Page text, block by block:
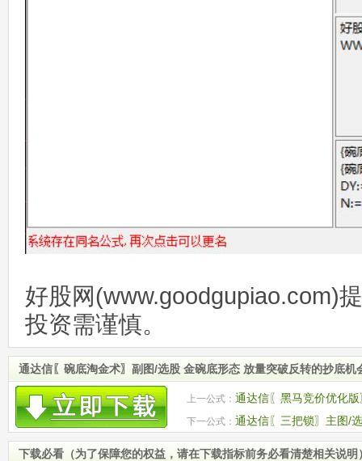
好股网(www.goodgupiao.com)
投资需谨慎。
通达信〖碗底淘金术〗副图/选股 金碗底形态 放量突破反转的抄底机
上一公式： 通达信〖黑马竞价优化
线爆发
下一公式： 通达信〖三把锁〗主图/
下载必看（为了保障您的权益，请在下载指标前务必看清楚相关说明